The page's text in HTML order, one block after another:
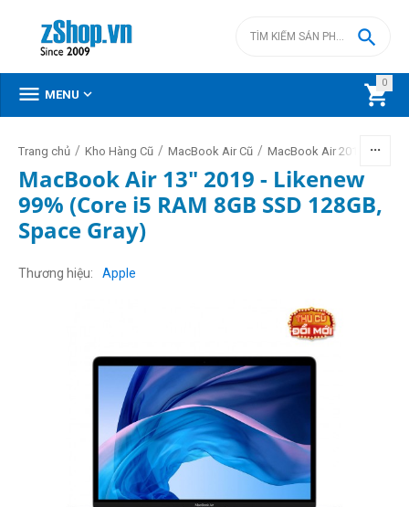
0


 MENU 
Trang chủ / Kho Hàng Cũ / MacBook Air Cũ / MacBook Air 2018 - 2020
MacBook Air 13" 2019 - Likenew
99% (Core i5 RAM 8GB SSD 128GB,
Space Gray)
Thương hiệu Apple